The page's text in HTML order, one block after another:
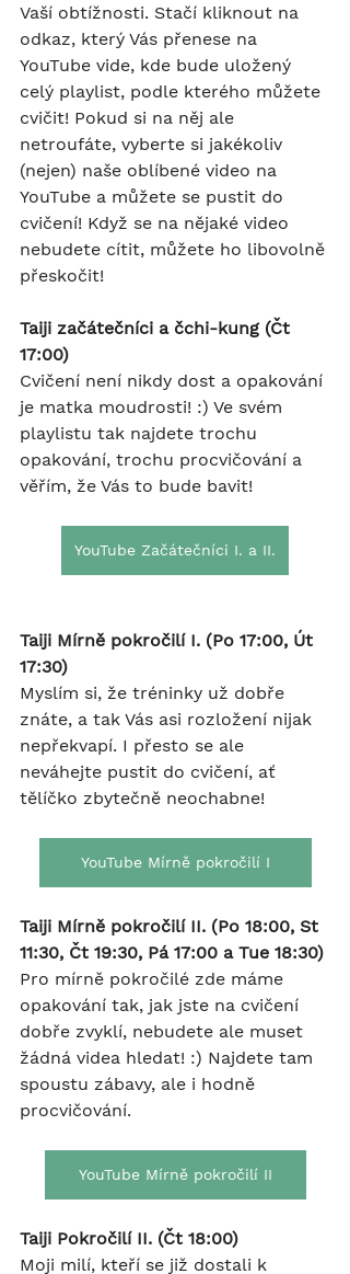
Vaší obtížnosti. Stačí kliknout na
odkaz, který Vás přenese na
YouTube vide, kde bude uložený
celý playlist, podle kterého můžete
cvičit! Pokud si na něj ale
netroufáte, vyberte si jakékoliv
(nejen) naše oblíbené video na
YouTube a můžete se pustit do
cvičení! Když se na nějaké video
nebudete cítit, můžete ho libovolně
přeskočit!
Taiji začátečníci a čchi-kung (Čt
17:00)
Cvičení není nikdy dost a opakování
je matka moudrosti! :) Ve svém
playlistu tak najdete trochu
opakování, trochu procvičování a
věřím, že Vás to bude bavit!
YouTube Začátečníci I. a II.
Taiji Mírně pokročilí I. (Po 17:00, Út
17:30)
Myslím si, že tréninky už dobře
znáte, a tak Vás asi rozložení nijak
nepřekvapí. I přesto se ale
neváhejte pustit do cvičení, ať
tělíčko zbytečně neochabne!
YouTube Mírně pokročilí I
Taiji Mírně pokročilí II. (Po 18:00, St
11:30, Čt 19:30, Pá 17:00 a Tue 18:30)
Pro mírně pokročilé zde máme
opakování tak, jak jste na cvičení
dobře zvyklí, nebudete ale muset
žádná videa hledat! :) Najdete tam
spoustu zábavy, ale i hodně
procvičování.
YouTube Mírně pokročilí II
Taiji Pokročilí II. (Čt 18:00)
Moji milí, kteří se již dostali k